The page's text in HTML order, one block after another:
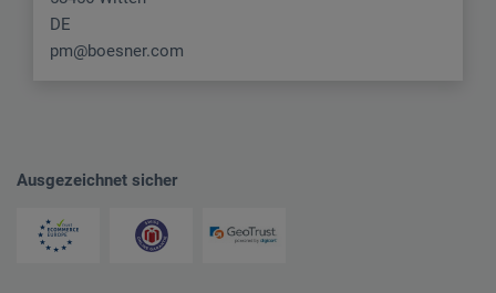
DE
pm@boesner.com
Ausgezeichnet sicher